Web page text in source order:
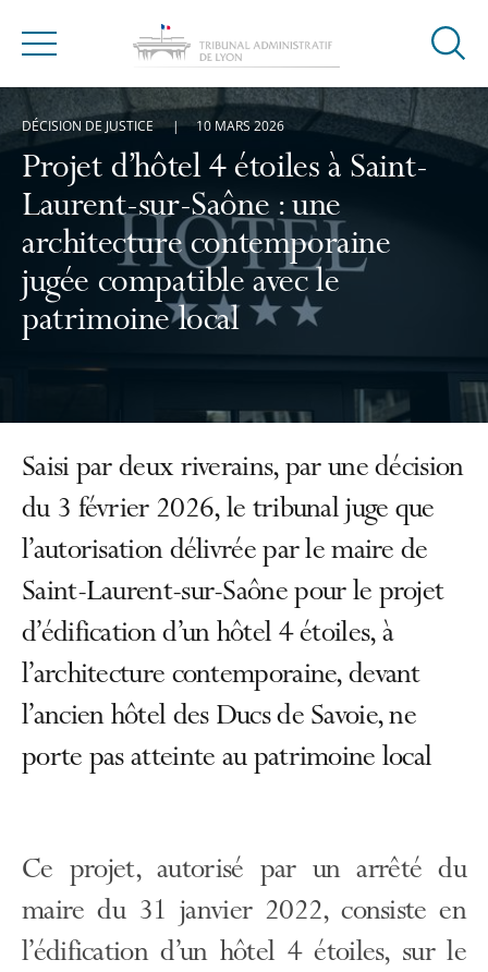
Menu
Ouvrir
de
Projet d’hôtel 4 étoiles à Saint-
Laurent-sur-Saône : une
architecture contemporaine
jugée compatible avec le
patrimoine local
DÉCISION DE JUSTICE 10 MARS 2026
Saisi par deux riverains, par une décision
du 3 février 2026, le tribunal juge que
l’autorisation délivrée par le maire de
Saint-Laurent-sur-Saône pour le projet
d’édification d’un hôtel 4 étoiles, à
l’architecture contemporaine, devant
l’ancien hôtel des Ducs de Savoie, ne
porte pas atteinte au patrimoine local
Ce projet, autorisé par un arrêté du
maire du 31 janvier 2022, consiste en
l’édification d’un hôtel 4 étoiles, sur le